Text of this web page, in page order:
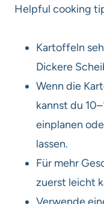
Helpful cooking
Kartoffeln
Dickere
Wenn die
kannst du
einplanen
lassen.
Für mehr
zuerst leicht